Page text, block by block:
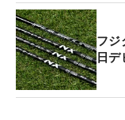
フジ
日